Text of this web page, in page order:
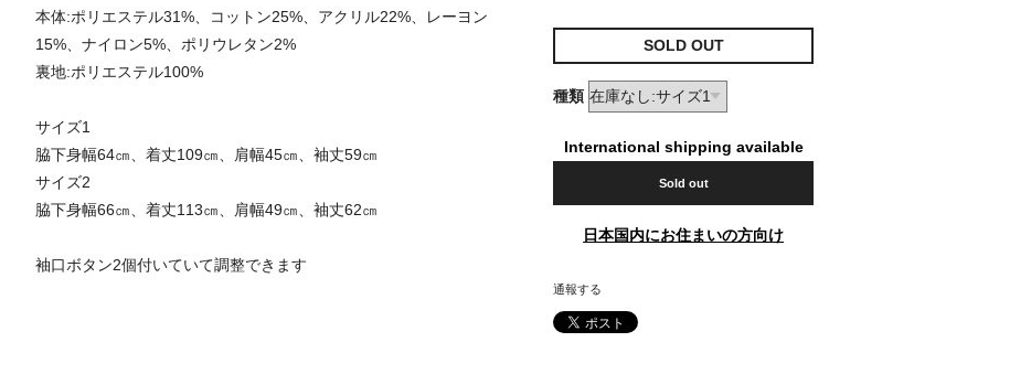
本体:ポリエステル31%、コットン25%、アクリル22%、レーヨン
15%、ナイロン5%、ポリウレタン2%
裏地:ポリエステル100%
サイズ1
脇下身幅64㎝、着丈109㎝、肩幅45㎝、袖丈59㎝
サイズ2
脇下身幅66㎝、着丈113㎝、肩幅49㎝、袖丈62㎝
袖口ボタン2個付いていて調整できます
SOLD OUT
種類
International shipping available
Sold out
日本国内にお住まいの方向け
通報する